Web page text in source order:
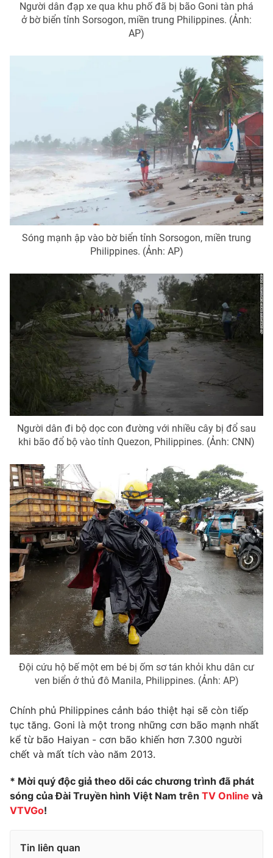
Người dân đạp xe qua khu phố đã bị bão Goni tàn phá
ở bờ biển tỉnh Sorsogon, miền trung Philippines. (Ảnh:
AP)
Sóng mạnh ập vào bờ biển tỉnh Sorsogon, miền trung
Philippines. (Ảnh: AP)
Người dân đi bộ dọc con đường với nhiều cây bị đổ sau
khi bão đổ bộ vào tỉnh Quezon, Philippines. (Ảnh: CNN)
Đội cứu hộ bế một em bé bị ốm sơ tán khỏi khu dân cư
ven biển ở thủ đô Manila, Philippines. (Ảnh: AP)
Chính phủ Philippines cảnh báo thiệt hại sẽ còn tiếp
tục tăng. Goni là một trong những cơn bão mạnh nhất
kể từ bão Haiyan - cơn bão khiến hơn 7.300 người
chết và mất tích vào năm 2013.
* Mời quý độc giả theo dõi các chương trình đã phát
sóng của Đài Truyền hình Việt Nam trên TV Online và
VTVGo!
Tin liên quan